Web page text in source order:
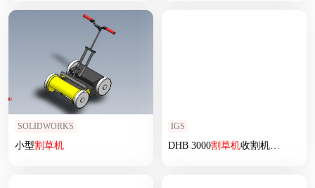
SOLIDWORKS
小型割草机
IGS
DHB 3000割草机收割机3D数模图纸 IGS格式